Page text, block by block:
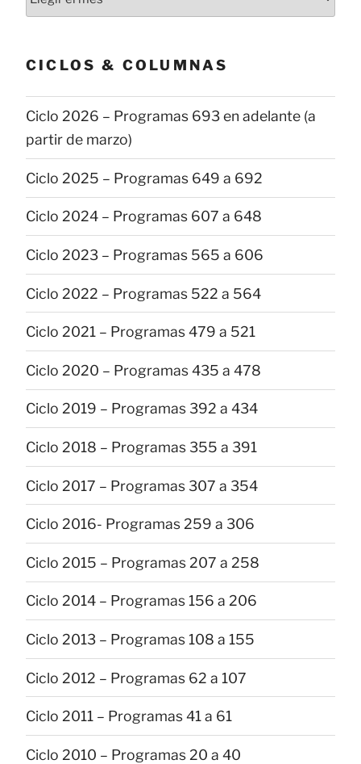
las
CICLOS & COLUMNAS
Ciclo 2026 – Programas 693 en adelante (a
partir de marzo)
Ciclo 2025 – Programas 649 a 692
Ciclo 2024 – Programas 607 a 648
Ciclo 2023 – Programas 565 a 606
Ciclo 2022 – Programas 522 a 564
Ciclo 2021 – Programas 479 a 521
Ciclo 2020 – Programas 435 a 478
Ciclo 2019 – Programas 392 a 434
Ciclo 2018 – Programas 355 a 391
Ciclo 2017 – Programas 307 a 354
Ciclo 2016- Programas 259 a 306
Ciclo 2015 – Programas 207 a 258
Ciclo 2014 – Programas 156 a 206
Ciclo 2013 – Programas 108 a 155
Ciclo 2012 – Programas 62 a 107
Ciclo 2011 – Programas 41 a 61
Ciclo 2010 – Programas 20 a 40